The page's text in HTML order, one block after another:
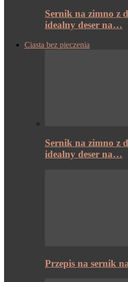
Sernik na zimno z
idealny deser na…
Ciasta bez pieczenia
Sernik na zimno z
idealny deser na…
Przepis na sernik